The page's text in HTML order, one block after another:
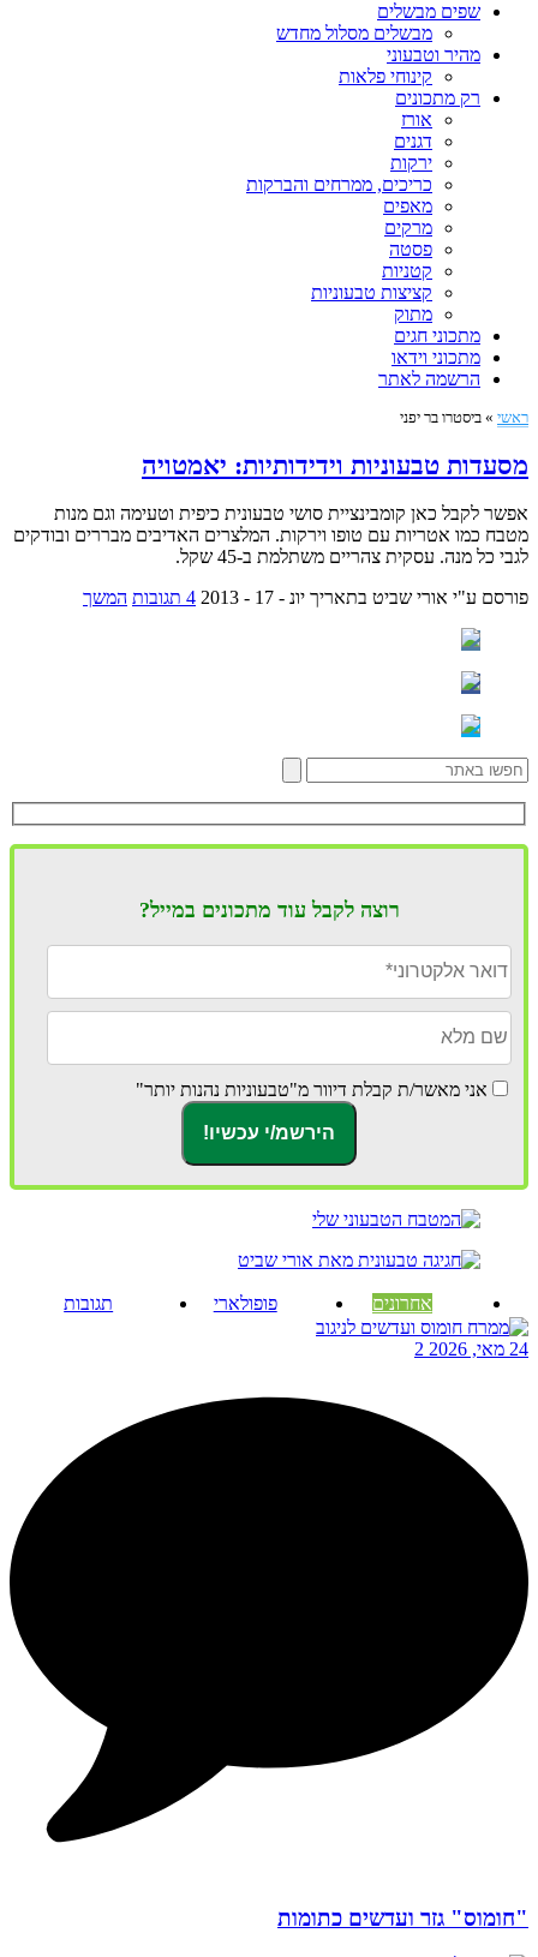
שפים מבשלים
מבשלים מסלול מחדש
מהיר וטבעוני
קינוחי פלאות
רק מתכונים
אורז
דגנים
ירקות
כריכים, ממרחים והברקות
מאפים
מרקים
פסטה
קטניות
קציצות טבעוניות
מתוק
מתכוני חגים
מתכוני וידאו
הרשמה לאתר
ראשי » ביסטרו בר יפני
מסעדות טבעוניות וידידותיות: יאמטויה
אפשר לקבל כאן קומבינציית סושי טבעונית כיפית וטעימה וגם מנות
מטבח כמו אטריות עם טופו וירקות. המלצרים האדיבים מבררים ובודקים
לגבי כל מנה. עסקית צהריים משתלמת ב-45 שקל.
פורסם ע"י אורי שביט בתאריך יונ - 17 - 2013 4 תגובות המשך
רוצה לקבל עוד מתכונים במייל?
אני מאשר/ת קבלת דיוור מ"טבעוניות נהנות יותר"
אחרונים פופולארי תגובות
24 מאי, 2026 2
"חומוס" גזר ועדשים כתומות